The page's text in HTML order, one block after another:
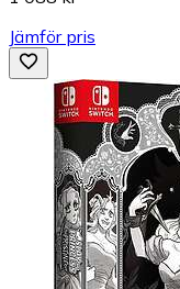
Jämför pris